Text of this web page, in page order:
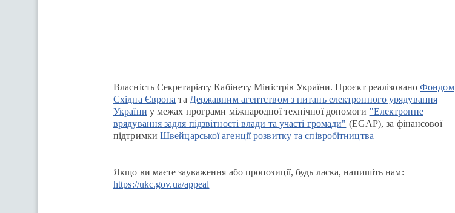
Власність Секретаріату Кабінету Міністрів України. Проєкт реалізованоФондом
Східна Європа та Державним агентством з питань електронного урядування
України у межах програми міжнародної технічної допомоги "Електронне
врядування задля підзвітності влади та участі громади" (EGAP), за фінансової
підтримки Швейцарської агенції розвитку та співробітництва
Якщо ви маєте зауваження або пропозиції, будь ласка, напишіть нам:
https://ukc.gov.ua/appeal